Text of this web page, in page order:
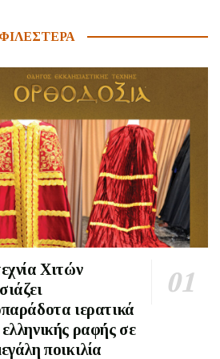
Χιτών
ιερατικά
ραφής σε
ποικιλία